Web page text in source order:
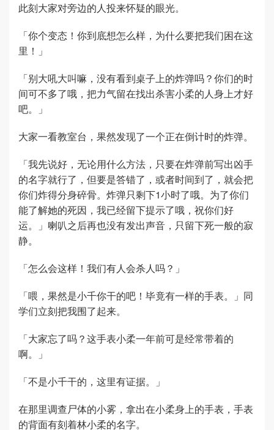
此刻大家对旁边的人投来怀疑的眼光。
「你个变态！你到底想怎么样，为什么要把我们困在这
里！」
「别大吼大叫嘛，没有看到桌子上的炸弹吗？你们的时
间可不多了哦，把力气留在找出杀害小柔的人身上才好
吧。」
大家一看教室台，果然发现了一个正在倒计时的炸弹。
「我先说好，无论用什么方法，只要在炸弹前写出凶手
的名字就行了，但要是答错了，或者时间到了，就会把
你们炸得分身碎骨。炸弹只剩下1小时了哦。为了你们
能了解她的死因，我已经留下提示了哦，祝你们好
运。」喇叭之后再也没有发出声音，只留下死一般的寂
静。
「怎么会这样！我们有人会杀人吗？」
「喂，果然是小千你干的吧！毕竟有一样的手表。」同
学们立刻把我围了起来。
「大家忘了吗？这手表小柔一年前可是经常带着的
啊。」
「不是小千干的，这里有证据。」
在那里调查尸体的小雾，拿出在小柔身上的手表，手表
的背面有刻着林小柔的名字。